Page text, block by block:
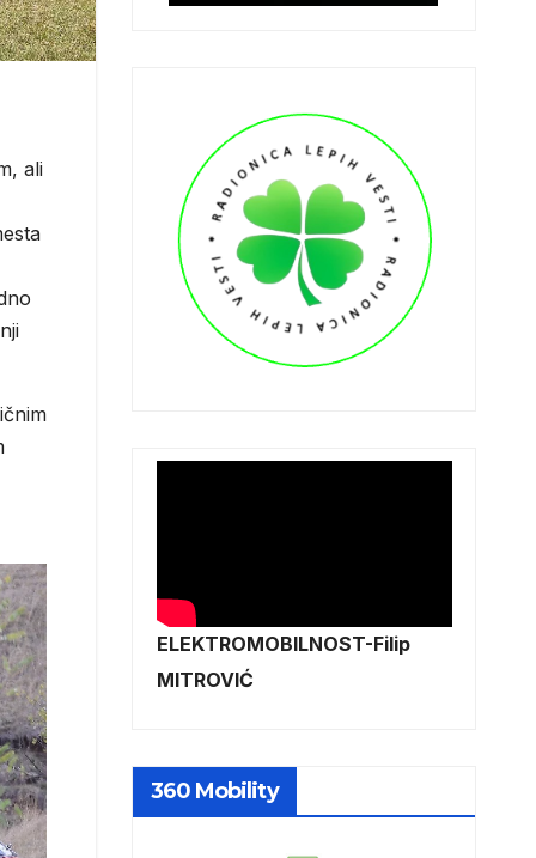
ali
ELEKTROMOBILNOST-Filip
MITROVIĆ
360 Mobility